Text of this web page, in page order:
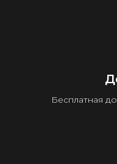
Бесплатная